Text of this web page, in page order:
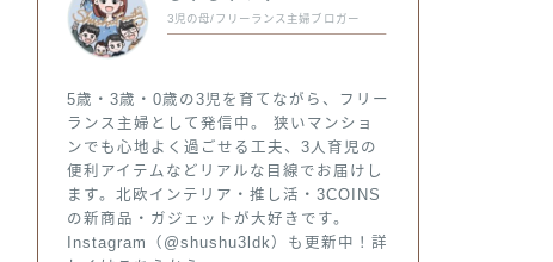
3児の母/フリーランス主婦ブロガー
5歳・3歳・0歳の3児を育てながら、フリー
ランス主婦として発信中。 狭いマンショ
ンでも心地よく過ごせる工夫、3人育児の
便利アイテムなどリアルな目線でお届けし
ます。北欧インテリア・推し活・3COINS
の新商品・ガジェットが大好きです。
Instagram（@shushu3ldk）も更新中！詳